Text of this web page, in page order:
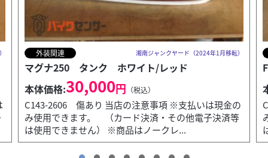
外装関連 湘南ジャンクヤード（2024年1月移転）
FTR223 タンク ブラック
本体価格:35,000円 （税込）
C142-2606 傷あり 当店の注意事項 ※支払いは現金の
み使用できます。 （カード決済・その他電子決済等
は使用できません） ※商品はノークレ...